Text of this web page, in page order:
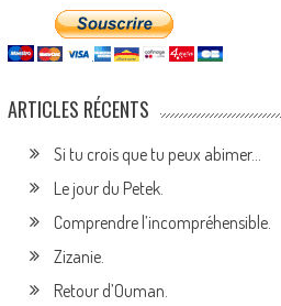
ARTICLES RÉCENTS
Si tu crois que tu peux abimer…
Le jour du Petek.
Comprendre l’incompréhensible.
Zizanie.
Retour d’Ouman.